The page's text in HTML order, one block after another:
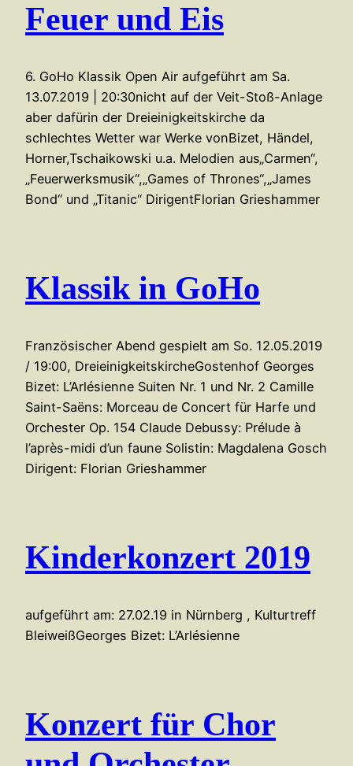
Feuer und Eis
6. GoHo Klassik Open Air aufgeführt am Sa.
13.07.2019 | 20:30nicht auf der Veit-Stoß-Anlage
aber dafürin der Dreieinigkeitskirche da
schlechtes Wetter war Werke vonBizet, Händel,
Horner,Tschaikowski u.a. Melodien aus„Carmen“,
„Feuerwerksmusik“,„Games of Thrones“,„James
Bond“ und „Titanic“ DirigentFlorian Grieshammer
Klassik in GoHo
Französischer Abend gespielt am So. 12.05.2019
/ 19:00, DreieinigkeitskircheGostenhof Georges
Bizet: L’Arlésienne Suiten Nr. 1 und Nr. 2 Camille
Saint-Saëns: Morceau de Concert für Harfe und
Orchester Op. 154 Claude Debussy: Prélude à
l’après-midi d’un faune Solistin: Magdalena Gosch
Dirigent: Florian Grieshammer
Kinderkonzert 2019
aufgeführt am: 27.02.19 in Nürnberg , Kulturtreff
BleiweißGeorges Bizet: L’Arlésienne
Konzert für Chor